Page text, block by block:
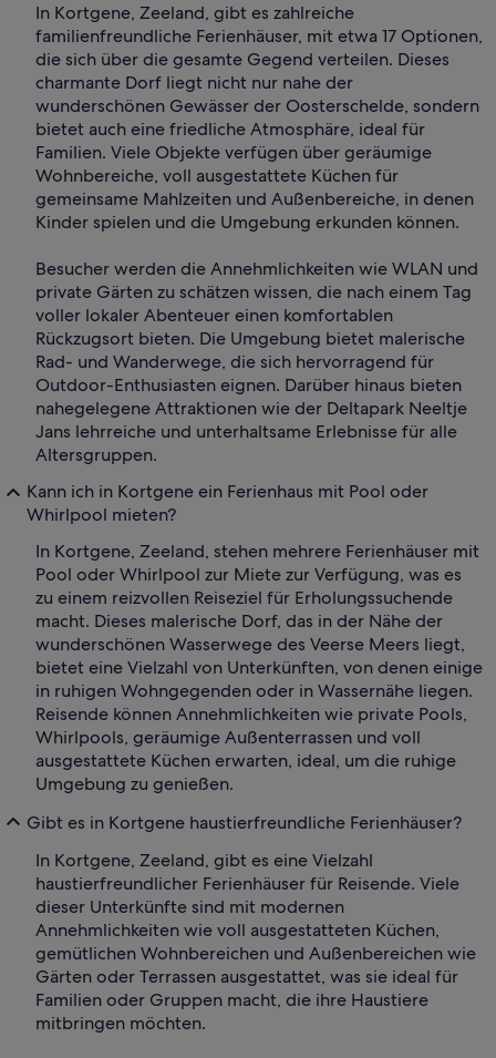
In Kortgene, Zeeland, gibt es zahlreiche
familienfreundliche Ferienhäuser, mit etwa 17 Optionen,
die sich über die gesamte Gegend verteilen. Dieses
charmante Dorf liegt nicht nur nahe der
wunderschönen Gewässer der Oosterschelde, sondern
bietet auch eine friedliche Atmosphäre, ideal für
Familien. Viele Objekte verfügen über geräumige
Wohnbereiche, voll ausgestattete Küchen für
gemeinsame Mahlzeiten und Außenbereiche, in denen
Kinder spielen und die Umgebung erkunden können.
Besucher werden die Annehmlichkeiten wie WLAN und
private Gärten zu schätzen wissen, die nach einem Tag
voller lokaler Abenteuer einen komfortablen
Rückzugsort bieten. Die Umgebung bietet malerische
Rad- und Wanderwege, die sich hervorragend für
Outdoor-Enthusiasten eignen. Darüber hinaus bieten
nahegelegene Attraktionen wie der Deltapark Neeltje
Jans lehrreiche und unterhaltsame Erlebnisse für alle
Altersgruppen.
Kann ich in Kortgene ein Ferienhaus mit Pool oder
Whirlpool mieten?
In Kortgene, Zeeland, stehen mehrere Ferienhäuser mit
Pool oder Whirlpool zur Miete zur Verfügung, was es
zu einem reizvollen Reiseziel für Erholungssuchende
macht. Dieses malerische Dorf, das in der Nähe der
wunderschönen Wasserwege des Veerse Meers liegt,
bietet eine Vielzahl von Unterkünften, von denen einige
in ruhigen Wohngegenden oder in Wassernähe liegen.
Reisende können Annehmlichkeiten wie private Pools,
Whirlpools, geräumige Außenterrassen und voll
ausgestattete Küchen erwarten, ideal, um die ruhige
Umgebung zu genießen.
Gibt es in Kortgene haustierfreundliche Ferienhäuser?
In Kortgene, Zeeland, gibt es eine Vielzahl
haustierfreundlicher Ferienhäuser für Reisende. Viele
dieser Unterkünfte sind mit modernen
Annehmlichkeiten wie voll ausgestatteten Küchen,
gemütlichen Wohnbereichen und Außenbereichen wie
Gärten oder Terrassen ausgestattet, was sie ideal für
Familien oder Gruppen macht, die ihre Haustiere
mitbringen möchten.